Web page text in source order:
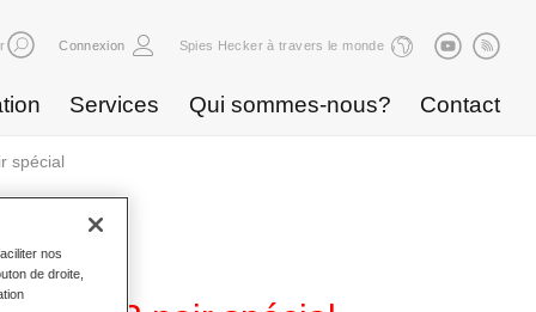
Connexion Spies Hecker à travers le monde
Services Qui sommes-nous? Contact
spécial
nos
de droite,